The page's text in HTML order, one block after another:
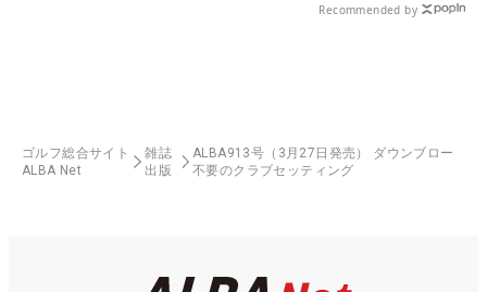
Recommended by
ゴルフ総合サイト
ALBA Net
雑誌
出版
ALBA913号（3月27日発売） ダウンブロー
不要のクラブセッティング